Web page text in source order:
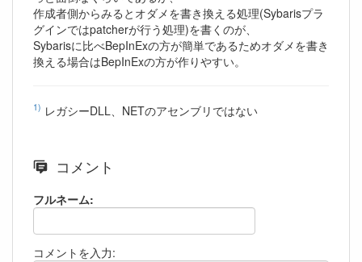
作成者側からみるとオダメを書き換える処理(Sybarisプラ
グインではpatcherが行う処理)を書くのが、
Sybarisに比べBepInExの方が簡単であるためオダメを書き
換える場合はBepInExの方が作りやすい。
1) レガシーDLL、NETのアセンブリではない
コメント
フルネーム:
コメントを入力: